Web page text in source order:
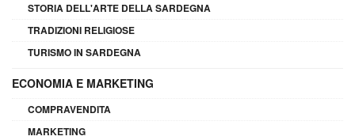
STORIA DELL'ARTE DELLA SARDEGNA
TRADIZIONI RELIGIOSE
TURISMO IN SARDEGNA
ECONOMIA E MARKETING
COMPRAVENDITA
MARKETING